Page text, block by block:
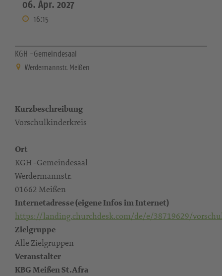
06. Apr. 2027
16:15
KGH -Gemeindesaal
Werdermannstr. Meißen
Kurzbeschreibung
Vorschulkinderkreis
Ort
KGH -Gemeindesaal
Werdermannstr.
01662 Meißen
Internetadresse (eigene Infos im Internet)
https://landing.churchdesk.com/de/e/38719629/
Zielgruppe
Alle Zielgruppen
Veranstalter
KBG Meißen St.Afra